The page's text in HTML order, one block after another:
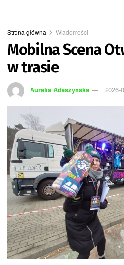
Strona główna Wiadomości
Mobilna Scena
w trasie
Aurelia Adaszyńska 2026-